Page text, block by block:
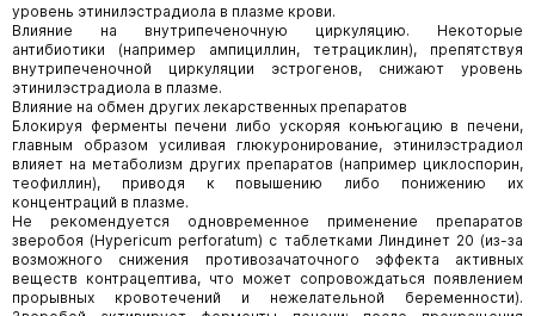
уровень этинилэстрадиола в плазме крови.
Влияние на внутрипеченочную циркуляцию. Некоторые
антибиотики (например ампициллин, тетрациклин), препятствуя
внутрипеченочной циркуляции эстрогенов, снижают уровень
этинилэстрадиола в плазме.
Влияние на обмен других лекарственных препаратов
Блокируя ферменты печени либо ускоряя конъюгацию в печени,
главным образом усиливая глюкуронирование, этинилэстрадиол
влияет на метаболизм других препаратов (например циклоспорин,
теофиллин), приводя к повышению либо понижению их
концентраций в плазме.
Не рекомендуется одновременное применение препаратов
зверобоя (Hypericum perforatum) с таблетками Линдинет 20 (из-за
возможного снижения противозачаточного эффекта активных
веществ контрацептива, что может сопровождаться появлением
прорывных кровотечений и нежелательной беременности).